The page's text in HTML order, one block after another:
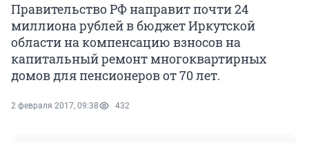
Правительство РФ направит почти 24
миллиона рублей в бюджет Иркутской
области на компенсацию взносов на
капитальный ремонт многоквартирных
домов для пенсионеров от 70 лет.
2 февраля 2017, 09:38 432